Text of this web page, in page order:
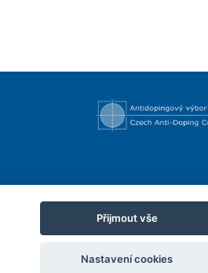
Přijmout vše
Nastavení cookies